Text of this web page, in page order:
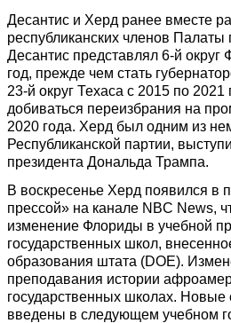
Деcантис и Херд ранее вместе
республиканских членов Палаты
Деcантис представлял 6-й
год, прежде чем стать
23-й округ Техаса с 2015 по
добиваться переизбрания на
2020 года. Херд был одним из
Республиканской партии,
президента Дональда Трампа.
В воскресенье Херд появился в
прессой» на канале NBC News,
изменение Флориды в учебной
государственных школ,
образования штата (DOE).
преподавания истории
государственных школах.
введены в следующем учебном